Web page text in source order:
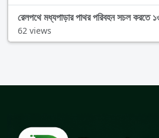
রেলপথে মধ্যপাড়ার পাথর পরিবহন সচল করতে
62 views